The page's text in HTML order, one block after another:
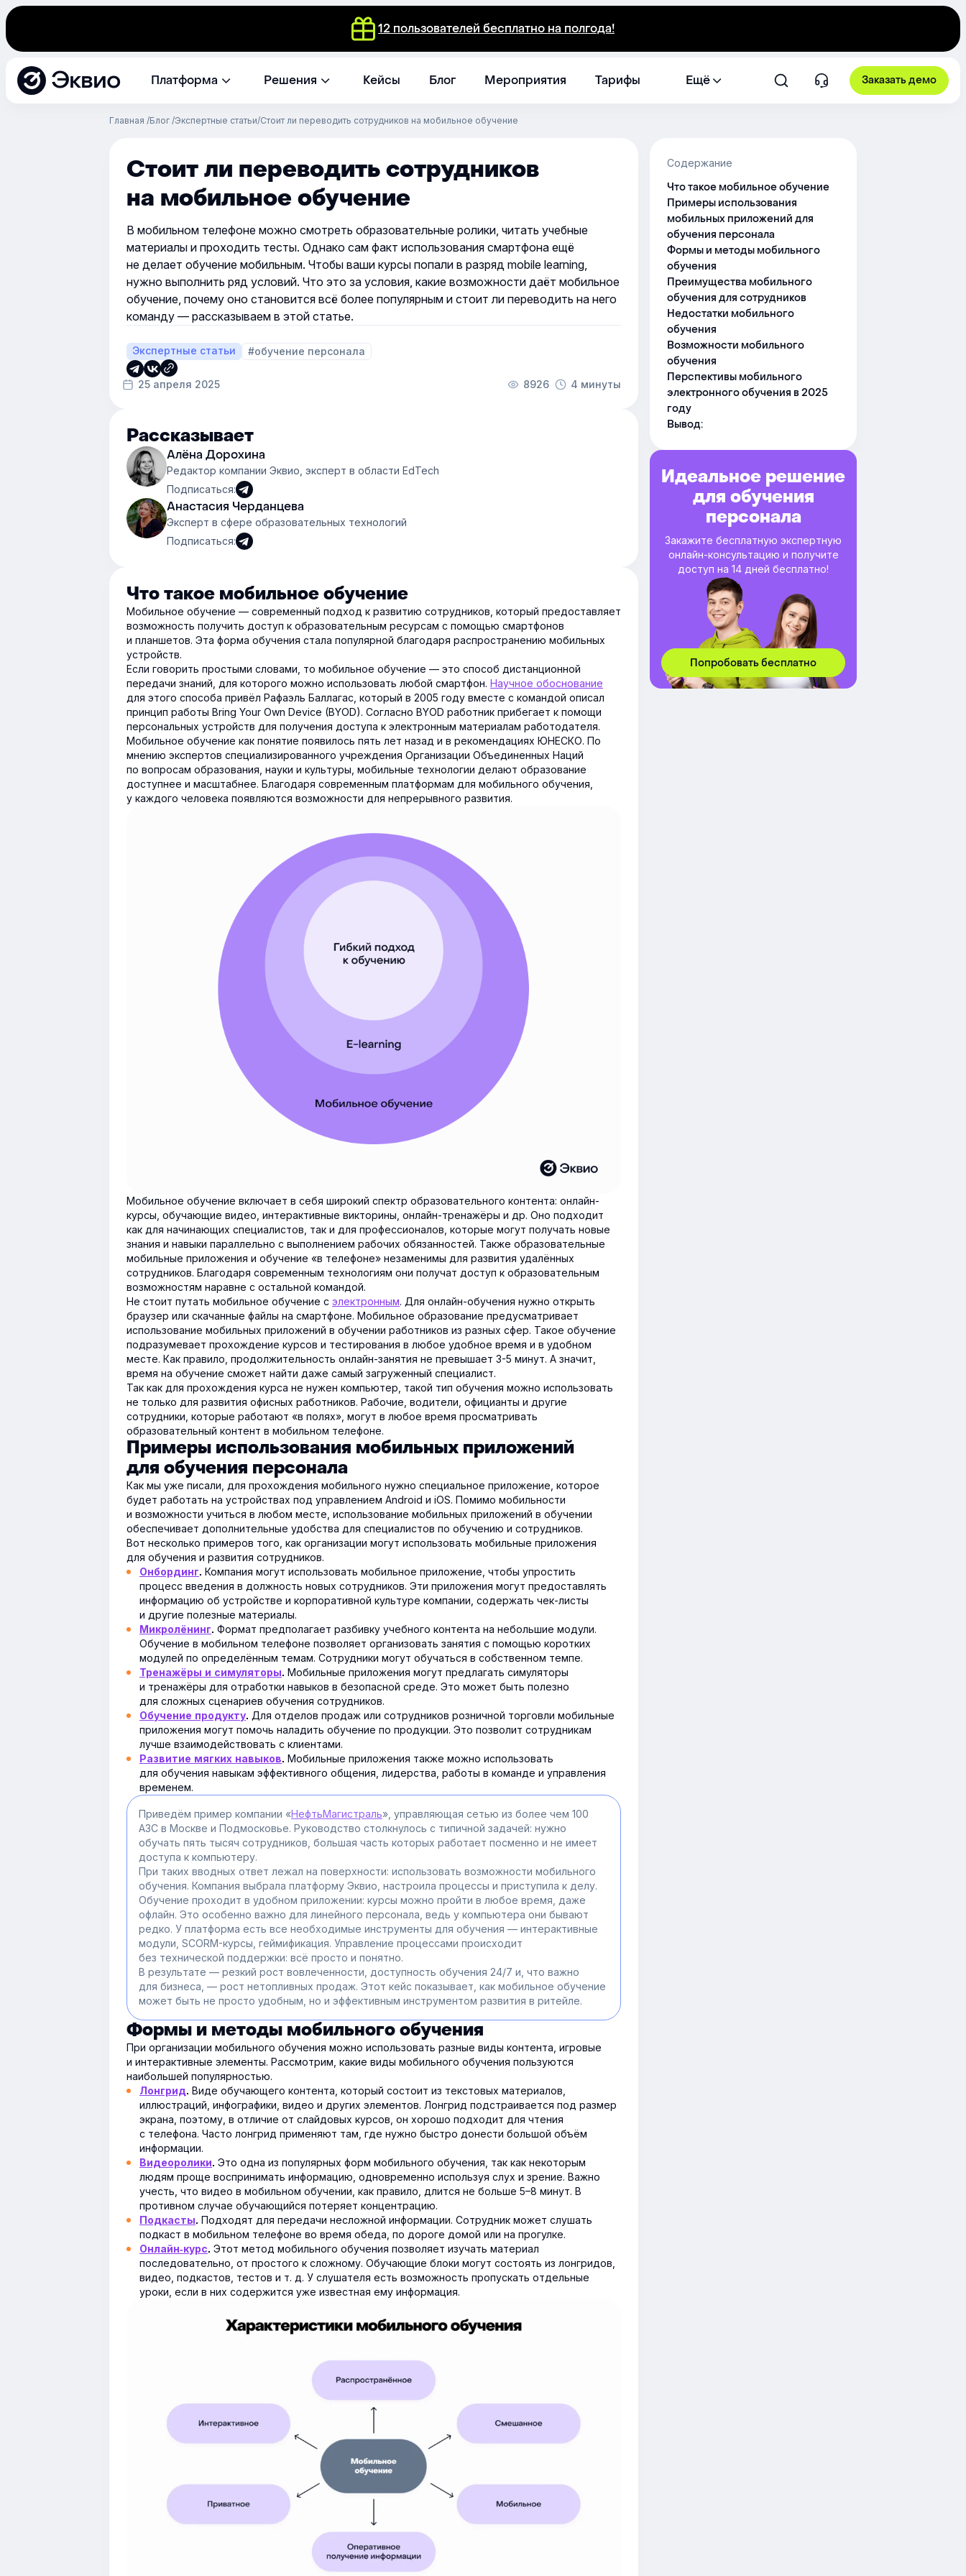
12 пользователей бесплатно на полгода!
Эквио Платформа Решения Кейсы Блог Мероприятия Тарифы Ещё Заказать демо
Главная Блог Экспертные статьи Стоит ли переводить сотрудников на мобильное обучение
Стоит ли переводить сотрудников
на мобильное обучение
В мобильном телефоне можно смотреть образовательные ролики, читать учебные
материалы и проходить тесты. Однако сам факт использования смартфона ещё
не делает обучение мобильным. Чтобы ваши курсы попали в разряд mobile learning,
нужно выполнить ряд условий. Что это за условия, какие возможности даёт мобильное
обучение, почему оно становится всё более популярным и стоит ли переводить на него
команду — рассказываем в этой статье.
Экспертные статьи #обучение персонала
25 апреля 2025 8926 4 минуты
Рассказывает
Алёна Дорохина
Редактор компании Эквио, эксперт в области EdTech
Подписаться:
Анастасия Черданцева
Эксперт в сфере образовательных технологий
Подписаться:
Что такое мобильное обучение
Мобильное обучение — современный подход к развитию сотрудников, который предоставляет
возможность получить доступ к образовательным ресурсам с помощью смартфонов
и планшетов. Эта форма обучения стала популярной благодаря распространению мобильных
устройств.
Если говорить простыми словами, то мобильное обучение — это способ дистанционной
передачи знаний, для которого можно использовать любой смартфон. Научное обоснование
для этого способа привёл Рафаэль Баллагас, который в 2005 году вместе с командой описал
принцип работы Bring Your Own Device (BYOD). Согласно BYOD работник прибегает к помощи
персональных устройств для получения доступа к электронным материалам работодателя.
Мобильное обучение как понятие появилось пять лет назад и в рекомендациях ЮНЕСКО. По
мнению экспертов специализированного учреждения Организации Объединенных Наций
по вопросам образования, науки и культуры, мобильные технологии делают образование
доступнее и масштабнее. Благодаря современным платформам для мобильного обучения,
у каждого человека появляются возможности для непрерывного развития.
Мобильное обучение включает в себя широкий спектр образовательного контента: онлайн-
курсы, обучающие видео, интерактивные викторины, онлайн-тренажёры и др. Оно подходит
как для начинающих специалистов, так и для профессионалов, которые могут получать новые
знания и навыки параллельно с выполнением рабочих обязанностей. Также образовательные
мобильные приложения и обучение «в телефоне» незаменимы для развития удалённых
сотрудников. Благодаря современным технологиям они получат доступ к образовательным
возможностям наравне с остальной командой.
Не стоит путать мобильное обучение с электронным. Для онлайн-обучения нужно открыть
браузер или скачанные файлы на смартфоне. Мобильное образование предусматривает
использование мобильных приложений в обучении работников из разных сфер. Такое обучение
подразумевает прохождение курсов и тестирования в любое удобное время и в удобном
месте. Как правило, продолжительность онлайн-занятия не превышает 3-5 минут. А значит,
время на обучение сможет найти даже самый загруженный специалист.
Так как для прохождения курса не нужен компьютер, такой тип обучения можно использовать
не только для развития офисных работников. Рабочие, водители, официанты и другие
сотрудники, которые работают «в полях», могут в любое время просматривать
образовательный контент в мобильном телефоне.
Примеры использования мобильных приложений
для обучения персонала
Как мы уже писали, для прохождения мобильного нужно специальное приложение, которое
будет работать на устройствах под управлением Android и iOS. Помимо мобильности
и возможности учиться в любом месте, использование мобильных приложений в обучении
обеспечивает дополнительные удобства для специалистов по обучению и сотрудников.
Вот несколько примеров того, как организации могут использовать мобильные приложения
для обучения и развития сотрудников.
Онбординг. Компания могут использовать мобильное приложение, чтобы упростить
процесс введения в должность новых сотрудников. Эти приложения могут предоставлять
информацию об устройстве и корпоративной культуре компании, содержать чек-листы
и другие полезные материалы.
Микролёнинг. Формат предполагает разбивку учебного контента на небольшие модули.
Обучение в мобильном телефоне позволяет организовать занятия с помощью коротких
модулей по определённым темам. Сотрудники могут обучаться в собственном темпе.
Тренажёры и симуляторы. Мобильные приложения могут предлагать симуляторы
и тренажёры для отработки навыков в безопасной среде. Это может быть полезно
для сложных сценариев обучения сотрудников.
Обучение продукту. Для отделов продаж или сотрудников розничной торговли мобильные
приложения могут помочь наладить обучение по продукции. Это позволит сотрудникам
лучше взаимодействовать с клиентами.
Развитие мягких навыков. Мобильные приложения также можно использовать
для обучения навыкам эффективного общения, лидерства, работы в команде и управления
временем.
Приведём пример компании «НефтьМагистраль», управляющая сетью из более чем 100
АЗС в Москве и Подмосковье. Руководство столкнулось с типичной задачей: нужно
обучать пять тысяч сотрудников, большая часть которых работает посменно и не имеет
доступа к компьютеру.
При таких вводных ответ лежал на поверхности: использовать возможности мобильного
обучения. Компания выбрала платформу Эквио, настроила процессы и приступила к делу.
Обучение проходит в удобном приложении: курсы можно пройти в любое время, даже
офлайн. Это особенно важно для линейного персонала, ведь у компьютера они бывают
редко. У платформа есть все необходимые инструменты для обучения — интерактивные
модули, SCORM-курсы, геймификация. Управление процессами происходит
без технической поддержки: всё просто и понятно.
В результате — резкий рост вовлеченности, доступность обучения 24/7 и, что важно
для бизнеса, — рост нетопливных продаж. Этот кейс показывает, как мобильное обучение
может быть не просто удобным, но и эффективным инструментом развития в ритейле.
Формы и методы мобильного обучения
При организации мобильного обучения можно использовать разные виды контента, игровые
и интерактивные элементы. Рассмотрим, какие виды мобильного обучения пользуются
наибольшей популярностью.
Лонгрид. Виде обучающего контента, который состоит из текстовых материалов,
иллюстраций, инфографики, видео и других элементов. Лонгрид подстраивается под размер
экрана, поэтому, в отличие от слайдовых курсов, он хорошо подходит для чтения
с телефона. Часто лонгрид применяют там, где нужно быстро донести большой объём
информации.
Видеоролики. Это одна из популярных форм мобильного обучения, так как некоторым
людям проще воспринимать информацию, одновременно используя слух и зрение. Важно
учесть, что видео в мобильном обучении, как правило, длится не больше 5–8 минут. В
противном случае обучающийся потеряет концентрацию.
Подкасты. Подходят для передачи несложной информации. Сотрудник может слушать
подкаст в мобильном телефоне во время обеда, по дороге домой или на прогулке.
Онлайн-курс. Этот метод мобильного обучения позволяет изучать материал
последовательно, от простого к сложному. Обучающие блоки могут состоять из лонгридов,
видео, подкастов, тестов и т. д. У слушателя есть возможность пропускать отдельные
уроки, если в них содержится уже известная ему информация.
Содержание
Что такое мобильное обучение
Примеры использования
мобильных приложений для
обучения персонала
Формы и методы мобильного
обучения
Преимущества мобильного
обучения для сотрудников
Недостатки мобильного
обучения
Возможности мобильного
обучения
Перспективы мобильного
электронного обучения в 2025
году
Вывод:
Идеальное решение
для обучения
персонала
Закажите бесплатную экспертную
онлайн-консультацию и получите
доступ на 14 дней бесплатно!
Попробовать бесплатно